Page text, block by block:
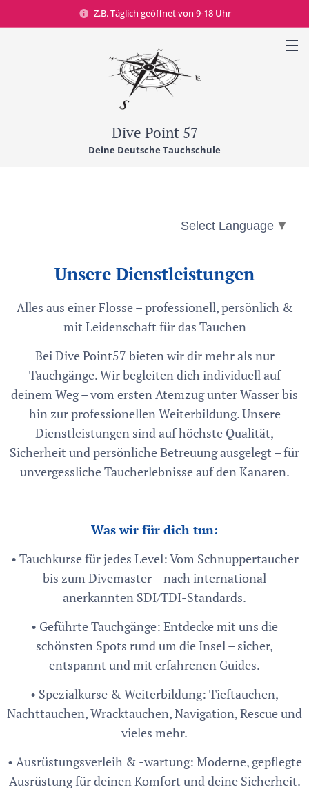
Z.B. Täglich geöffnet von 9-18 Uhr
Dive Point 57
Deine Deutsche Tauchschule
Select Language ▼
Unsere Dienstleistungen
Alles aus einer Flosse – professionell, persönlich &
mit Leidenschaft für das Tauchen
Bei Dive Point57 bieten wir dir mehr als nur
Tauchgänge. Wir begleiten dich individuell auf
deinem Weg – vom ersten Atemzug unter Wasser bis
hin zur professionellen Weiterbildung. Unsere
Dienstleistungen sind auf höchste Qualität,
Sicherheit und persönliche Betreuung ausgelegt – für
unvergessliche Taucherlebnisse auf den Kanaren.
Was wir für dich tun:
• Tauchkurse für jedes Level: Vom Schnuppertaucher
bis zum Divemaster – nach international
anerkannten SDI/TDI-Standards.
• Geführte Tauchgänge: Entdecke mit uns die
schönsten Spots rund um die Insel – sicher,
entspannt und mit erfahrenen Guides.
• Spezialkurse & Weiterbildung: Tieftauchen,
Nachttauchen, Wracktauchen, Navigation, Rescue und
vieles mehr.
• Ausrüstungsverleih & -wartung: Moderne, gepflegte
Ausrüstung für deinen Komfort und deine Sicherheit.